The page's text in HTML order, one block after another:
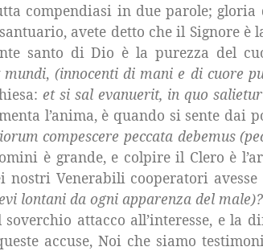
compendiasi in due parole; gloria
avete detto che il Signore è
santo di Dio è la purezza del
mundi, (innocenti di mani e di cuore
et si sal evanuerit, in quo
l’anima, è quando si sente dai
compescere peccata debemus
è grande, e colpire il Clero è
nostri Venerabili cooperatori
lontani da ogni apparenza del male)?
attacco all’interesse, e la
accuse, Noi che siamo